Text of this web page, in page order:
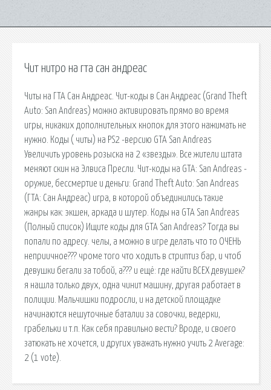
Чит нитро на гта сан андреас
Читы на ГТА Сан Андреас. Чит-коды в Сан Андреас (Grand Theft
Auto: San Andreas) можно активировать прямо во время
игры, никаких дополнительных кнопок для этого нажимать не
нужно. Коды ( читы) на PS2 -версию GTA San Andreas
Увеличить уровень розыска на 2 «звезды». Все жители штата
меняют скин на Элвиса Пресли. Чит-коды на GTA: San Andreas -
оружие, бессмертие и деньги: Grand Theft Auto: San Andreas
(ГТА: Сан Андреас) игра, в которой объединились такие
жанры как: экшен, аркада и шутер. Коды на GTA San Andreas
(Полный список) Ищите коды для GTA San Andreas? Тогда вы
попали по адресу. челы, а можно в игре делать что то ОЧЕНЬ
неприичное??? чроме того что ходить в стриптиз бар, и чтоб
девушки бегали за тобой, а??? и ещё: где найти ВСЕХ девушек?
я нашла только двух, одна чинит машину, другая работает в
полиции. Мальчишки подросли, и на детской площадке
начинаются нешуточные баталии за совочки, ведерки,
грабельки и т.п. Как себя правильно вести? Вроде, и своего
затюкать не хочется, и других уважать нужно учить 2 Average:
2 (1 vote).